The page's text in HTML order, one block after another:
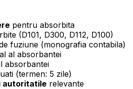
pentru absorbita
(D101, D300, D112, D100)
fuziune (monografia contabila)
al absorbantei
absorbantei
(termen: 5 zile)
autoritatile relevante